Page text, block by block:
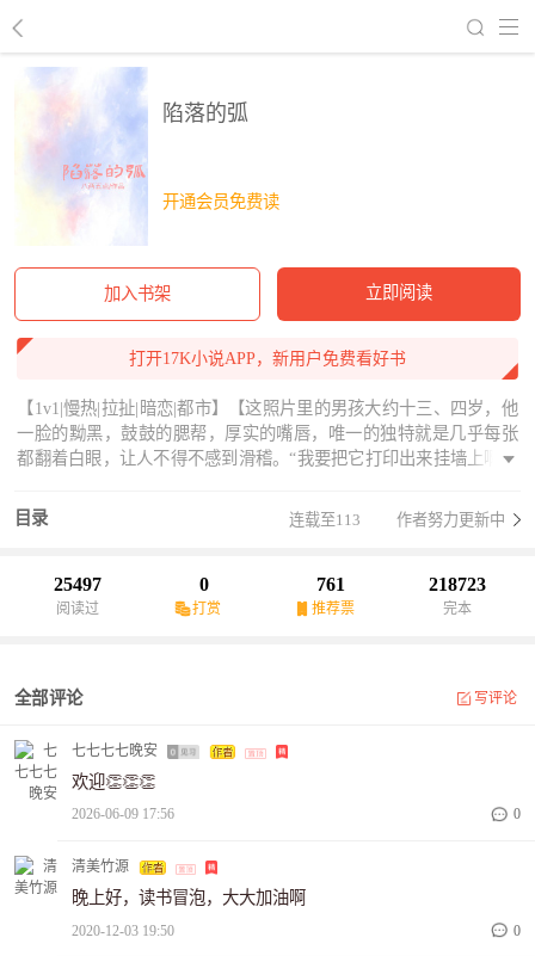
陷落的弧
开通会员免费读
加入书架 立即阅读
打开17K小说APP，新用户免费看好书
【1v1|慢热|拉扯|暗恋|都市】【这照片里的男孩大约十三、四岁，他
一脸的黝黑，鼓鼓的腮帮，厚实的嘴唇，唯一的独特就是几乎每张
都翻着白眼，让人不得不感到滑稽。“我要把它打印出来挂墙上啊哈
脚，但是他小肚隆起，把视线挡住了，他只好费力伸长脖子，整张
照片的姿势就显得憨长。苏岚倒没被照片逗笑，可邹小的笑声总是
小擦擦刚挤出的眼泪“岚岚，莫怪我多嘴，我再翻翻，说不定还能翻
出秦晨的小时候！”苏岚怔了一下，这下不用猜了，这电脑一定是从
真的在文件夹里找了起来。正是因为邹小这样，她没有亲手掰掉茁
壮的好奇心，在不自觉的蔓延开来…..】
目录 连载至113 作者努力更新中
25497
阅读过
0
打赏
761
推荐票
218723
完本
全部评论 写评论
七七七七晚安
欢迎👏👏👏
2026-06-09 17:56 0
清美竹源
晚上好，读书冒泡，大大加油啊
2020-12-03 19:50 0